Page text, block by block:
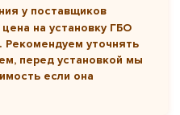
у поставщиков
на установку ГБО
Рекомендуем уточнять
перед установкой мы
если она